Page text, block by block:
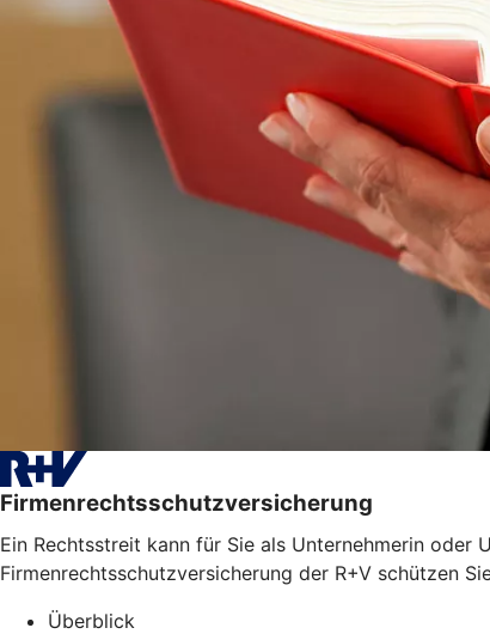
Firmenrechtsschutzversicherung
Ein Rechtsstreit kann für Sie als Unternehmerin
Firmenrechtsschutzversicherung der R+V schützen
Überblick